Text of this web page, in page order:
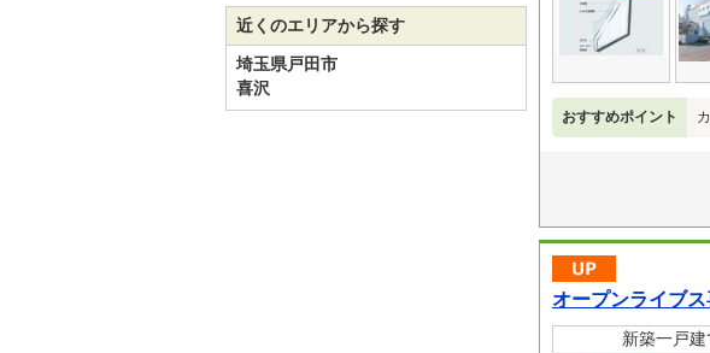
おすすめポイント
オープンライブ
新築一戸建
近くのエリアから探す
埼玉県戸田市
喜沢